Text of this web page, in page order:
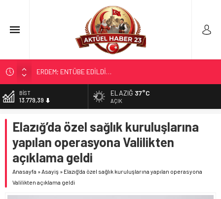
ERDEM; ENTÜBE EDİLDİ…
ELAZIĞ’DA TEFECİLİK OPERASYONU
YRP’DEN, KARAYOLCULARA TEŞEKKÜR
298 MİLYON DOLARLIK İHRACAT
DOLAR
47,7111
55,1881
ALTIN
6.660,55
BİST
13.779,39
ELAZIĞ 37°C
AÇIK
Elazığ’da özel sağlık kuruluşlarına
yapılan operasyona Valilikten
açıklama geldi
Anasayfa »Asayiş » Elazığ’da özel sağlık kuruluşlarına yapılan operasyona
Valilikten açıklama geldi